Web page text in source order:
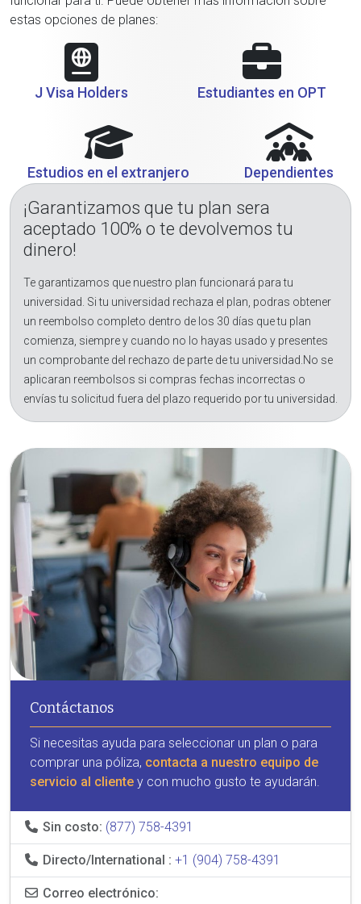
estas opciones de planes:
J Visa Holders Estudiantes en OPT
Estudios en el extranjero Dependientes
¡Garantizamos que tu plan sera
aceptado 100% o te devolvemos tu
dinero!
Te garantizamos que nuestro plan funcionará para tu
universidad. Si tu universidad rechaza el plan, podras obtener
un reembolso completo dentro de los 30 días que tu plan
comienza, siempre y cuando no lo hayas usado y presentes
un comprobante del rechazo de parte de tu universidad.No se
aplicaran reembolsos si compras fechas incorrectas o
envías tu solicitud fuera del plazo requerido por tu universidad.
Contáctanos
Si necesitas ayuda para seleccionar un plan o para
comprar una póliza, contacta a nuestro equipo de
servicio al cliente y con mucho gusto te ayudarán.
Sin costo: (877) 758-4391
Directo/International : +1 (904) 758-4391
Correo electrónico: